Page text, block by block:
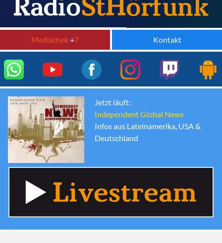
Mediathek+7 Kontakt
Jetzt läuft:
Independent Global News
Infos aus Lateinamerika, USA &
Deutschland